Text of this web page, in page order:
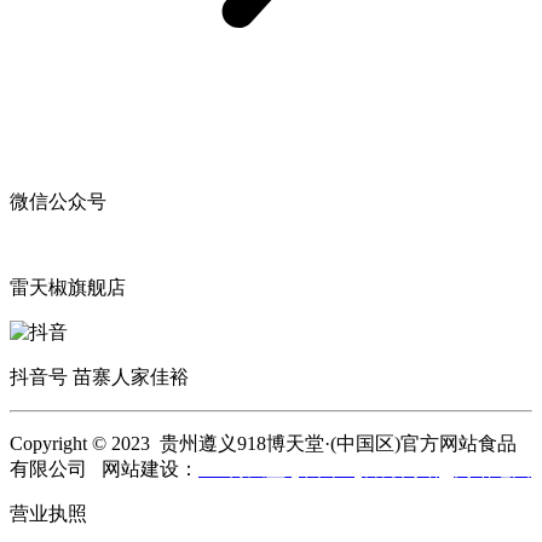
微信公众号
雷天椒旗舰店
抖音号 苗寨人家佳裕
Copyright © 2023 贵州遵义918博天堂·(中国区)官方网站食品
有限公司 网站建设：
营业执照